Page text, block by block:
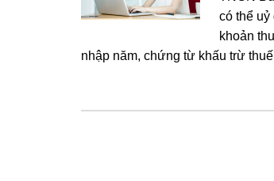
có thể uỷ
khoản
nhập năm, chứng từ khấu trừ